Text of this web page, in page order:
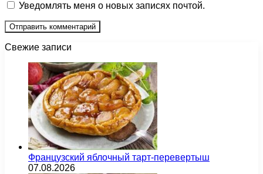
Уведомлять меня о новых записях почтой.
Свежие записи
Французский яблочный тарт-перевертыш
07.08.2026